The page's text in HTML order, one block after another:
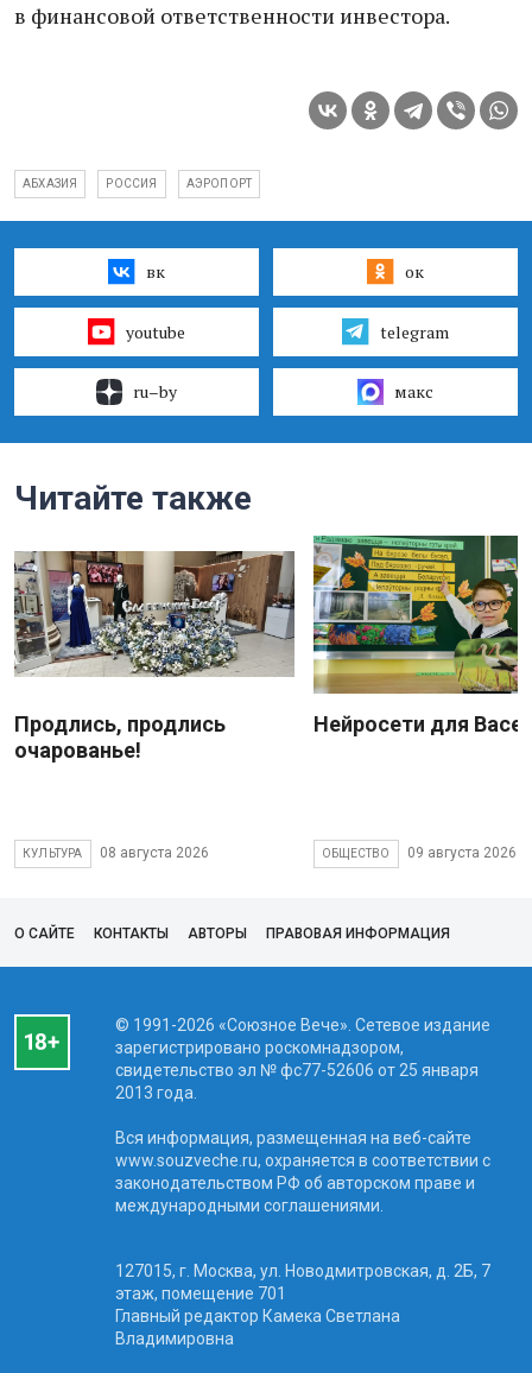
в финансовой ответственности инвестора.
АБХАЗИЯ РОССИЯ АЭРОПОРТ
вк ок
youtube telegram
ru–by макс
Читайте также
Продлись, продлись
очарованье!
КУЛЬТУРА 08 августа 2026
Нейросети для
ОБЩЕСТВО 09 августа 2026
О САЙТЕ КОНТАКТЫ АВТОРЫ ПРАВОВАЯ ИНФОРМАЦИЯ
© 1991-2026 «Союзное Вече». Сетевое издание
зарегистрировано роскомнадзором,
свидетельство эл № фc77-52606 от 25 января
2013 года.
Вся информация, размещенная на веб-сайте
www.souzveche.ru, охраняется в соответствии с
законодательством РФ об авторском праве и
международными соглашениями.
127015, г. Москва, ул. Новодмитровская, д. 2Б, 7
этаж, помещение 701
Главный редактор Камека Светлана
Владимировна